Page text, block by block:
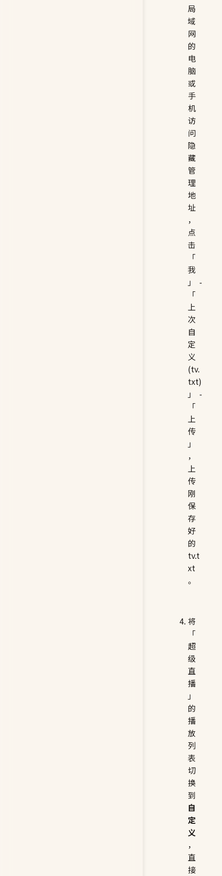
局
域
网
的
电
脑
或
手
机
访
问
隐
藏
管
理
地
址
，
点
击
「
我
」-
「
上
次
自
定
义
(tv.
txt)
」-
「
上
传
」
，
上
传
刚
保
存
好
的
tv.t
xt
。
将
「
超
级
直
播
」
的
播
放
列
表
切
换
到
自
定
义
，
直
接